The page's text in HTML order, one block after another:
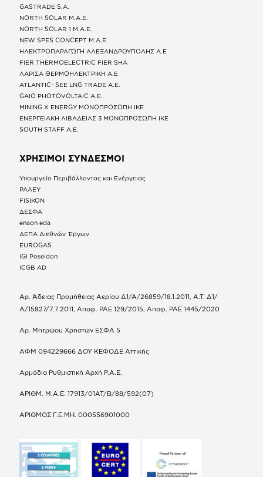
GASTRADE S.A.
NORTH SOLAR M.Α.Ε.
NORTH SOLAR 1 M.Α.Ε.
NEW SPES CONCEPT Μ.Α.Ε.
ΗΛΕΚΤΡΟΠΑΡΑΓΩΓΗ ΑΛΕΞΑΝΔΡΟΥΠΟΛΗΣ A.E
FIER THERMOELECTRIC FIER SHA
ΛΑΡΙΣΑ ΘΕΡΜΟΗΛΕΚΤΡΙΚΗ A.E
ATLANTIC- SEE LNG TRADE A.E.
GAIO PHOTOVOLTAIC Α.Ε.
MINING X ENERGY ΜΟΝΟΠΡΟΣΩΠΗ ΙΚΕ
ΕΝΕΡΓΕΙΑΚΗ ΛΙΒΑΔΕΙΑΣ 3 ΜΟΝΟΠΡΟΣΩΠΗ ΙΚΕ
SOUTH STAFF Α.Ε.
ΧΡΗΣΙΜΟΙ ΣΥΝΔΕΣΜΟΙ
Υπουργείο Περιβάλλοντος και Ενέργειας
ΡΑΑΕΥ
FISIKON
ΔΕΣΦΑ
enaon eda
ΔΕΠΑ Διεθνών Έργων
EUROGAS
IGI Poseidon
ICGB AD
Αρ. Άδειας Προμήθειας Αερίου Δ1/Α/26859/18.1.2011, Α.Τ. Δ1/
Α/15827/7.7.2011, Αποφ. ΡΑΕ 129/2015, Αποφ. ΡΑΕ 1445/2020
Αρ. Μητρώου Χρηστών ΕΣΦΑ 5
ΑΦΜ 094229666 ΔΟΥ ΚΕΦΟΔΕ Αττικής
Αρμόδια Ρυθμιστική Αρχή Ρ.Α.Ε.
ΑΡΙΘΜ. Μ.Α.Ε. 17913/01ΑΤ/Β/88/592(07)
ΑΡΙΘΜΟΣ Γ.Ε.ΜΗ. 000556901000